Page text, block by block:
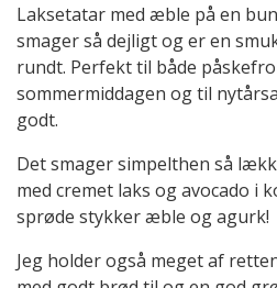
Laksetatar med æble på en
smager så dejligt og er en
rundt. Perfekt til både
sommermiddagen og til
godt.
Det smager simpelthen så
med cremet laks og avocado i
sprøde stykker æble og agurk!
Jeg holder også meget af